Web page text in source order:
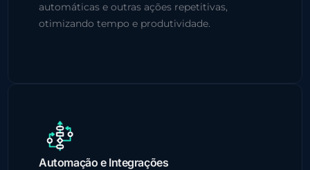
automáticas e outras ações repetitivas,
otimizando tempo e produtividade.
Automação e Integrações